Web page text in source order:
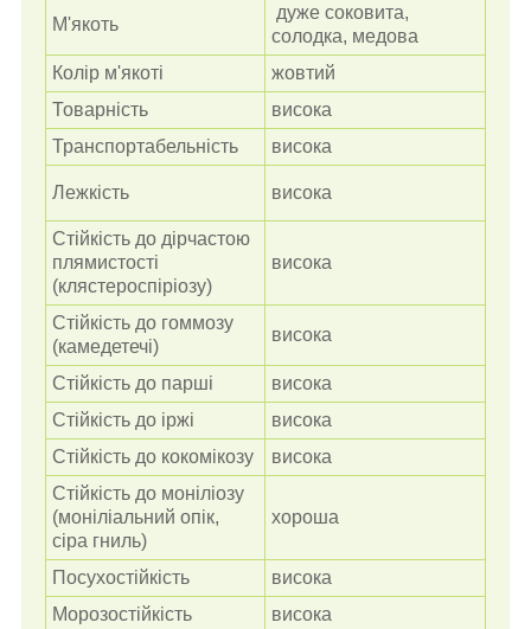
М'якоть
дуже соковита,
солодка, медова
Колір м'якоті
жовтий
Товарність
висока
Транспортабельність
висока
Лежкість висока
Стійкість до дірчастою
плямистості
(клястероспіріозу)
висока
Стійкість до гоммозу
(камедетечі)
висока
Стійкість до парші
висока
Стійкість до іржі
висока
Стійкість до кокомікозу
висока
Стійкість до моніліозу
(моніліальний опік,
сіра гниль)
хороша
Посухостійкість
висока
Морозостійкість
висока